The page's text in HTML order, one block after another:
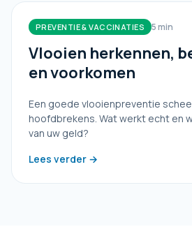
PREVENTIE & VACCINATIES 5 min
Vlooien herkennen,
en voorkomen
Een goede vlooienpreventie
hoofdbrekens. Wat werkt echt en
van uw geld?
Lees verder →